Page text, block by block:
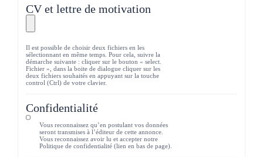
CV et lettre de motivation
Il est possible de choisir deux fichiers en les
sélectionnant en même temps. Pour cela, suivre la
démarche suivante : cliquer sur le bouton « select.
Fichier », dans la boite de dialogue cliquer sur les
deux fichiers souhaités en appuyant sur la touche
control (Ctrl) de votre clavier.
Confidentialité
Vous reconnaissez qu’en postulant vos données
seront transmises à l’éditeur de cette annonce.
Vous reconnaissez avoir lu et accepter notre
Politique de confidentialité (lien en bas de page).